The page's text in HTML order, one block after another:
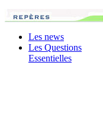
Les news
Les Questions
Essentielles